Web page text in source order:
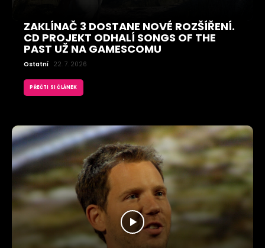
ZAKLÍNAČ 3 DOSTANE NOVÉ ROZŠÍŘENÍ.
CD PROJEKT ODHALÍ SONGS OF THE
PAST UŽ NA GAMESCOMU
Ostatní 22. 7. 2026
PŘEČTI SI ČLÁNEK